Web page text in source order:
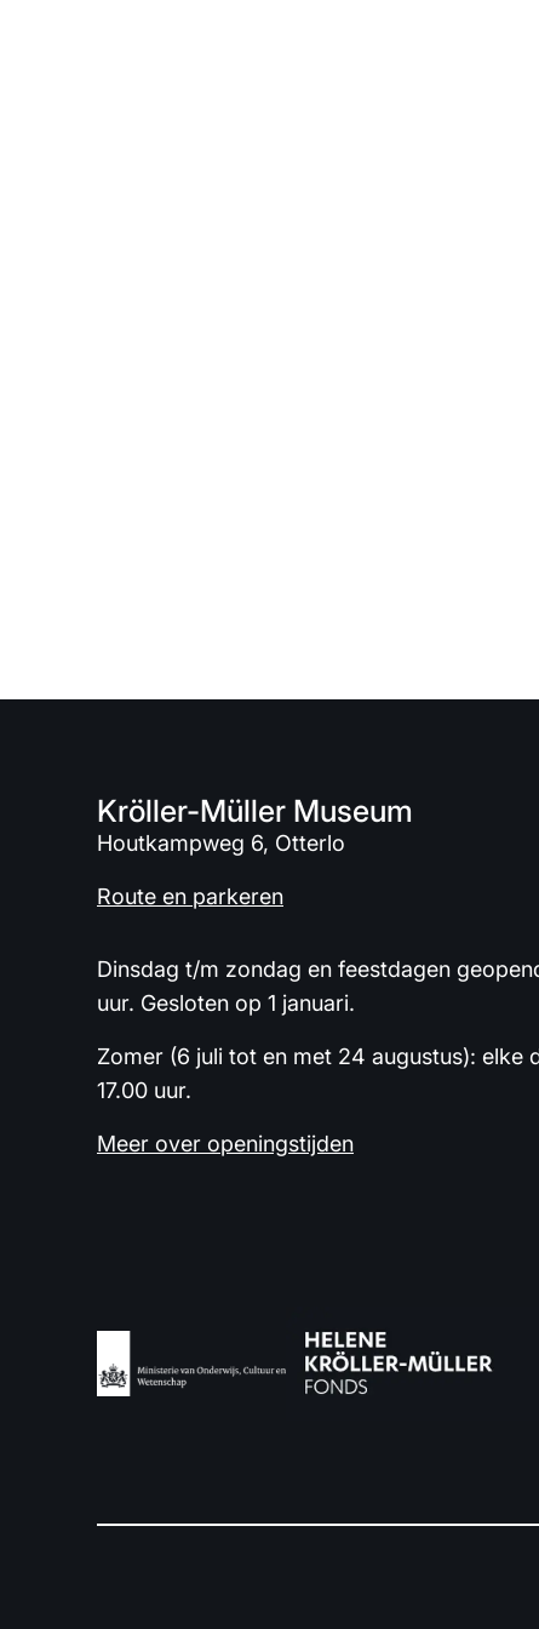
Kröller-Müller Museum
Houtkampweg 6, Otterlo
Route en parkeren
Dinsdag t/m zondag en feestdagen
uur. Gesloten op 1 januari.
Zomer (6 juli tot en met 24 augustus): elke
17.00 uur.
Meer over openingstijden